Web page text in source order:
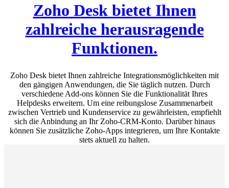
Zoho Desk bietet Ihnen
zahlreiche herausragende
Funktionen.
Zoho Desk bietet Ihnen zahlreiche Integrationsmöglichkeiten mit
den gängigen Anwendungen, die Sie täglich nutzen. Durch
verschiedene Add-ons können Sie die Funktionalität Ihres
Helpdesks erweitern. Um eine reibungslose Zusammenarbeit
zwischen Vertrieb und Kundenservice zu gewährleisten, empfiehlt
sich die Anbindung an Ihr Zoho-CRM-Konto. Darüber hinaus
können Sie zusätzliche Zoho-Apps integrieren, um Ihre Kontakte
stets aktuell zu halten.